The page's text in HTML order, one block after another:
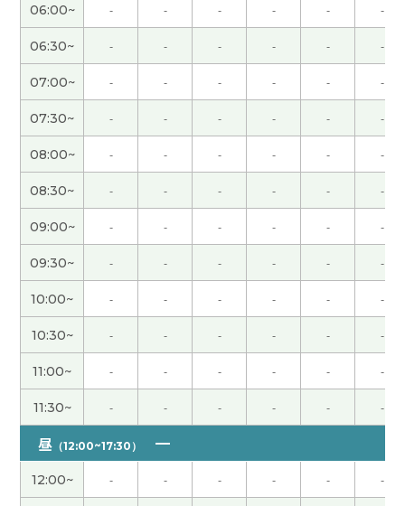
谢谢老师！ 好久不见了 如果在台湾有好工作的话请
告诉我！ 哈哈
( 男性 )
谢谢老师！新年快乐 下次见吧！( 男性 )
谢谢老师！ 这节课也很开心 下次见吧！
同上。谢谢。 ( 40代 女性 )
能够久违见到您，我真的感到非常开心。因为我有
一段时间没有学习中文，这次和您聊天后，我想重
新继续努力学习。下次见。谢谢。
指導は厳しいようですが、お話相手としてはとても
楽しい方ですよ( 40代 男性 )
谢谢老师！ 下次再见吧 ( 男性 )
谢谢老师！ 好久不见了 这节课也很开心 下次见吧！
( 男性 )
06:00~ - - - - - -
06:30~ - - - - - -
07:00~ - - - - - -
07:30~ - - - - - -
08:00~ - - - - - -
08:30~ - - - - - -
09:00~ - - - - - -
09:30~ - - - - - -
10:00~ - - - - - -
10:30~ - - - - - -
11:00~ - - - - - -
11:30~ - - - - - -
昼 （12:00~17:30）
12:00~ - - - - - -